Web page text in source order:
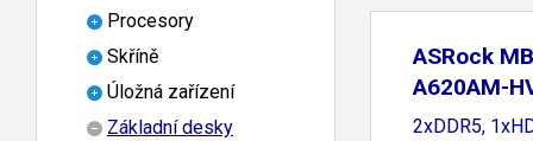
Procesory
Skříně
Úložná zařízení
Základní desky
ASRock
A620AM-
A620A,
2xDDR5,